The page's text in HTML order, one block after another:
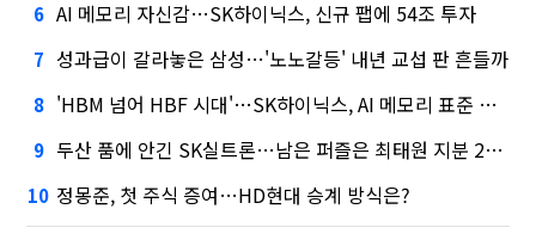
6 AI 메모리 자신감…SK하이닉스, 신규 팹에 54조 투자
7 성과급이 갈라놓은 삼성…'노노갈등' 내년 교섭 판 흔들까
8 'HBM 넘어 HBF 시대'…SK하이닉스, AI 메모리 표준 선점 나섰다
9 두산 품에 안긴 SK실트론…남은 퍼즐은 최태원 지분 29.4%
10 정몽준, 첫 주식 증여…HD현대 승계 방식은?